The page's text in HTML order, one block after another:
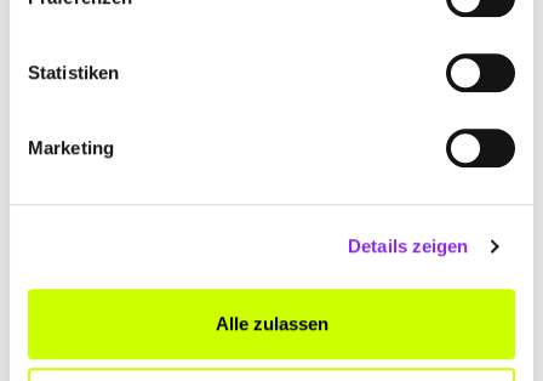
Statistiken
Marketing
Details zeigen
Alle zulassen
Weinliebhaber aufgepasst: Heute zeigen wir euch die besten
Mehr erfahren